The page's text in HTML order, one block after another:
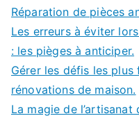
Réparation de pièces
Les erreurs à éviter
: les pièges à anticiper.
Gérer les défis les
rénovations de maison.
La magie de